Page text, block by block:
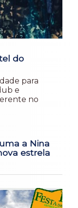
do
para
e
no
a Nina
estrela